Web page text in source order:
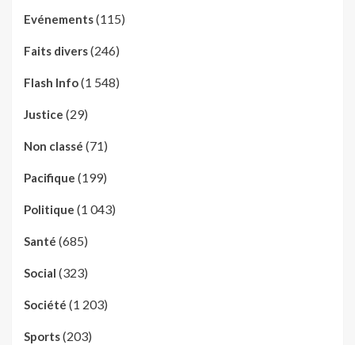
Evénements(115)
Faits divers(246)
Flash Info(1 548)
Justice (29)
Non classé (71)
Pacifique (199)
Politique (1 043)
Santé (685)
Social (323)
Société (1 203)
Sports(203)